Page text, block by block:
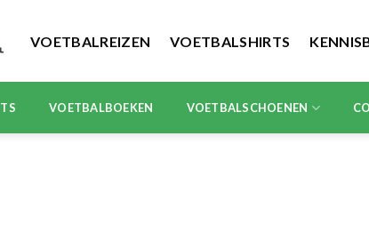
VOETBALREIZEN VOETBALSHIRTS
VOETBALBOEKEN VOETBALSCHOENEN